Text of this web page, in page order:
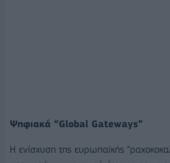
Ψηφιακά “Global Gateways”
Η ενίσχυση της ευρωπαϊκής